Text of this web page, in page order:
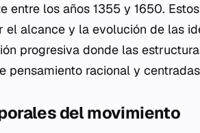
entre los años 1355 y 1650.
el alcance y la evolución de las
progresiva donde las
pensamiento racional y
del movimiento